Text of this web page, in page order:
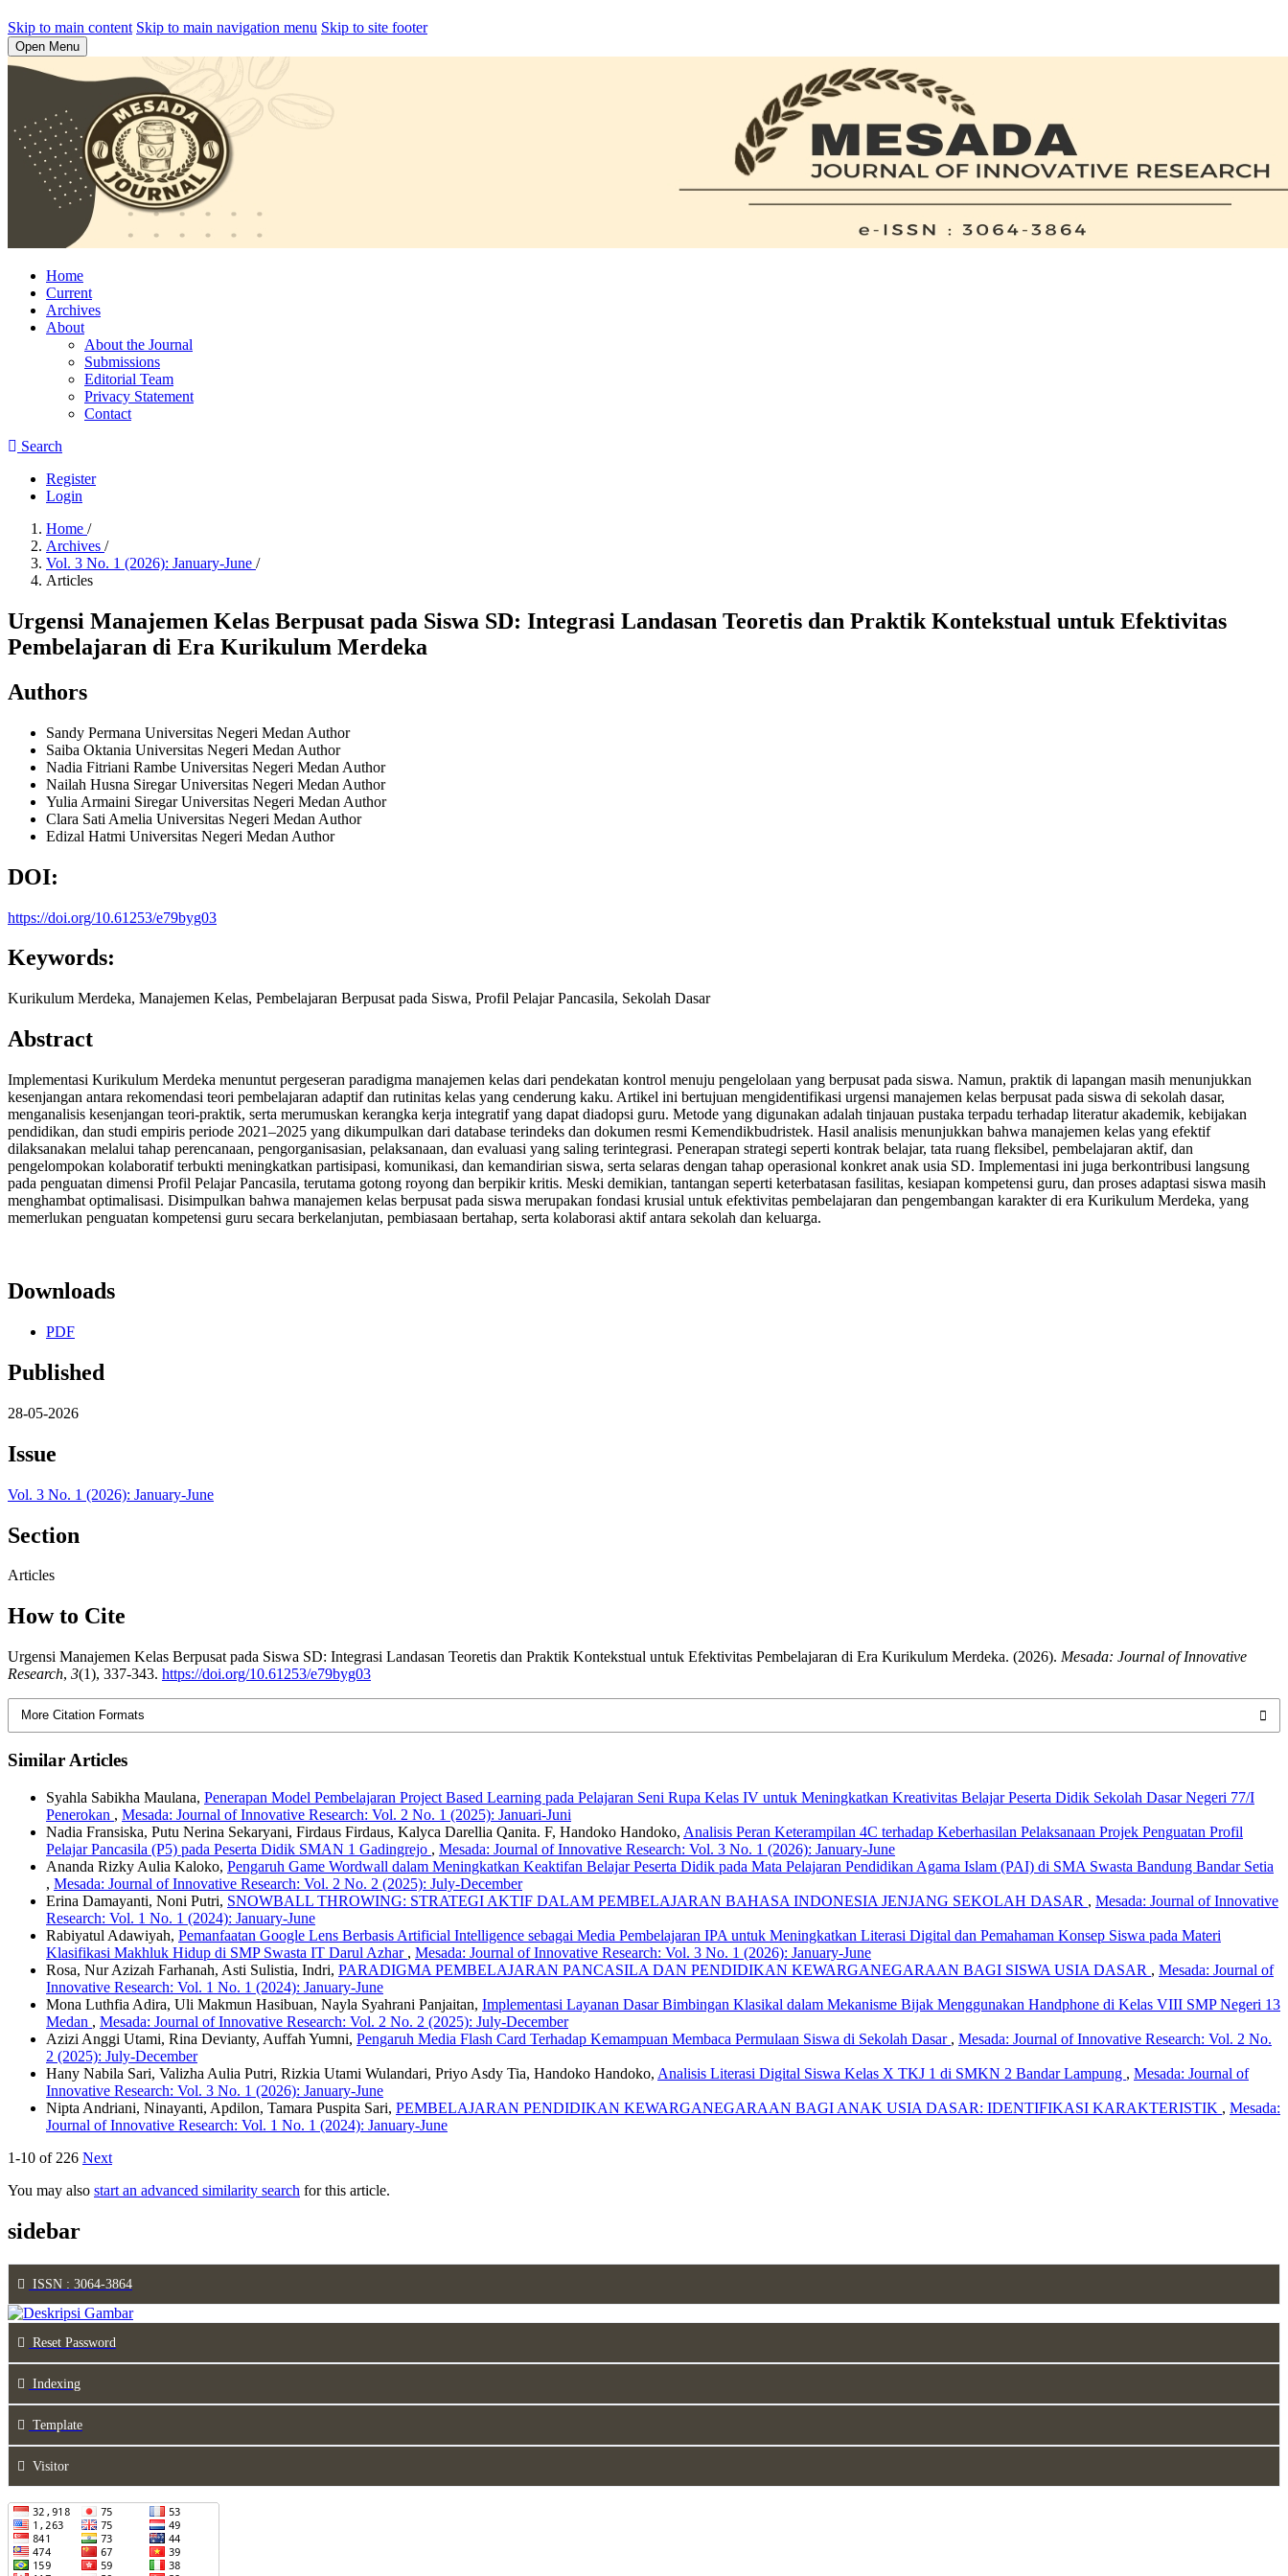
Skip to main content Skip to main navigation menu Skip to site footer
Open Menu
Home
Current
Archives
About
About the Journal
Submissions
Editorial Team
Privacy Statement
Contact
Search
Register
Login
Home /
Archives /
Vol. 3 No. 1 (2026): January-June /
Articles
Urgensi Manajemen Kelas Berpusat pada Siswa SD: Integrasi Landasan Teoretis dan Praktik Kontekstual untuk Efektivitas
Pembelajaran di Era Kurikulum Merdeka
Authors
Sandy Permana Universitas Negeri Medan Author
Saiba Oktania Universitas Negeri Medan Author
Nadia Fitriani Rambe Universitas Negeri Medan Author
Nailah Husna SiregarUniversitas Negeri Medan Author
Yulia Armaini SiregarUniversitas Negeri Medan Author
Clara Sati Amelia Universitas Negeri Medan Author
Edizal Hatmi Universitas Negeri Medan Author
DOI:
https://doi.org/10.61253/e79byg03
Keywords:
Kurikulum Merdeka, Manajemen Kelas, Pembelajaran Berpusat pada Siswa, Profil Pelajar Pancasila, Sekolah Dasar
Abstract
Implementasi Kurikulum Merdeka menuntut pergeseran paradigma manajemen kelas dari pendekatan kontrol menuju pengelolaan yang berpusat pada siswa. Namun, praktik di lapangan masih menunjukkan
kesenjangan antara rekomendasi teori pembelajaran adaptif dan rutinitas kelas yang cenderung kaku. Artikel ini bertujuan mengidentifikasi urgensi manajemen kelas berpusat pada siswa di sekolah dasar,
menganalisis kesenjangan teori-praktik, serta merumuskan kerangka kerja integratif yang dapat diadopsi guru. Metode yang digunakan adalah tinjauan pustaka terpadu terhadap literatur akademik, kebijakan
pendidikan, dan studi empiris periode 2021–2025 yang dikumpulkan dari database terindeks dan dokumen resmi Kemendikbudristek. Hasil analisis menunjukkan bahwa manajemen kelas yang efektif
dilaksanakan melalui tahap perencanaan, pengorganisasian, pelaksanaan, dan evaluasi yang saling terintegrasi. Penerapan strategi seperti kontrak belajar, tata ruang fleksibel, pembelajaran aktif, dan
pengelompokan kolaboratif terbukti meningkatkan partisipasi, komunikasi, dan kemandirian siswa, serta selaras dengan tahap operasional konkret anak usia SD. Implementasi ini juga berkontribusi langsung
pada penguatan dimensi Profil Pelajar Pancasila, terutama gotong royong dan berpikir kritis. Meski demikian, tantangan seperti keterbatasan fasilitas, kesiapan kompetensi guru, dan proses adaptasi siswa masih
menghambat optimalisasi. Disimpulkan bahwa manajemen kelas berpusat pada siswa merupakan fondasi krusial untuk efektivitas pembelajaran dan pengembangan karakter di era Kurikulum Merdeka, yang
memerlukan penguatan kompetensi guru secara berkelanjutan, pembiasaan bertahap, serta kolaborasi aktif antara sekolah dan keluarga.
Downloads
PDF
Published
28-05-2026
Issue
Vol. 3 No. 1 (2026): January-June
Section
Articles
How to Cite
Urgensi Manajemen Kelas Berpusat pada Siswa SD: Integrasi Landasan Teoretis dan Praktik Kontekstual untuk Efektivitas Pembelajaran di Era Kurikulum Merdeka. (2026). Mesada: Journal of Innovative
Research, 3(1), 337-343. https://doi.org/10.61253/e79byg03
More Citation Formats
Similar Articles
Syahla Sabikha Maulana, Penerapan Model Pembelajaran Project Based Learning pada Pelajaran Seni Rupa Kelas IV untuk Meningkatkan Kreativitas Belajar Peserta Didik Sekolah Dasar Negeri 77/I
Penerokan , Mesada: Journal of Innovative Research: Vol. 2 No. 1 (2025): Januari-Juni
Nadia Fransiska, Putu Nerina Sekaryani, Firdaus Firdaus, Kalyca Darellia Qanita. F, Handoko Handoko, Analisis Peran Keterampilan 4C terhadap Keberhasilan Pelaksanaan Projek Penguatan Profil
Pelajar Pancasila (P5) pada Peserta Didik SMAN 1 Gadingrejo , Mesada: Journal of Innovative Research: Vol. 3 No. 1 (2026): January-June
Ananda Rizky Aulia Kaloko, Pengaruh Game Wordwall dalam Meningkatkan Keaktifan Belajar Peserta Didik pada Mata Pelajaran Pendidikan Agama Islam (PAI) di SMA Swasta Bandung Bandar Setia
, Mesada: Journal of Innovative Research: Vol. 2 No. 2 (2025): July-December
Erina Damayanti, Noni Putri, SNOWBALL THROWING: STRATEGI AKTIF DALAM PEMBELAJARAN BAHASA INDONESIA JENJANG SEKOLAH DASAR , Mesada: Journal of Innovative
Research: Vol. 1 No. 1 (2024): January-June
Rabiyatul Adawiyah, Pemanfaatan Google Lens Berbasis Artificial Intelligence sebagai Media Pembelajaran IPA untuk Meningkatkan Literasi Digital dan Pemahaman Konsep Siswa pada Materi
Klasifikasi Makhluk Hidup di SMP Swasta IT Darul Azhar , Mesada: Journal of Innovative Research: Vol. 3 No. 1 (2026): January-June
Rosa, Nur Azizah Farhanah, Asti Sulistia, Indri, PARADIGMA PEMBELAJARAN PANCASILA DAN PENDIDIKAN KEWARGANEGARAAN BAGI SISWA USIA DASAR , Mesada: Journal of
Innovative Research: Vol. 1 No. 1 (2024): January-June
Mona Luthfia Adira, Uli Makmun Hasibuan, Nayla Syahrani Panjaitan, Implementasi Layanan Dasar Bimbingan Klasikal dalam Mekanisme Bijak Menggunakan Handphone di Kelas VIII SMP Negeri 13
Medan , Mesada: Journal of Innovative Research: Vol. 2 No. 2 (2025): July-December
Azizi Anggi Utami, Rina Devianty, Auffah Yumni, Pengaruh Media Flash Card Terhadap Kemampuan Membaca Permulaan Siswa di Sekolah Dasar , Mesada: Journal of Innovative Research: Vol. 2 No.
2 (2025): July-December
Hany Nabila Sari, Valizha Aulia Putri, Rizkia Utami Wulandari, Priyo Asdy Tia, Handoko Handoko, Analisis Literasi Digital Siswa Kelas X TKJ 1 di SMKN 2 Bandar Lampung , Mesada: Journal of
Innovative Research: Vol. 3 No. 1 (2026): January-June
Nipta Andriani, Ninayanti, Apdilon, Tamara Puspita Sari, PEMBELAJARAN PENDIDIKAN KEWARGANEGARAAN BAGI ANAK USIA DASAR: IDENTIFIKASI KARAKTERISTIK , Mesada:
Journal of Innovative Research: Vol. 1 No. 1 (2024): January-June
1-10 of 226 Next
You may also start an advanced similarity search for this article.
sidebar
ISSN : 3064-3864
Reset Password
Indexing
Template
Visitor